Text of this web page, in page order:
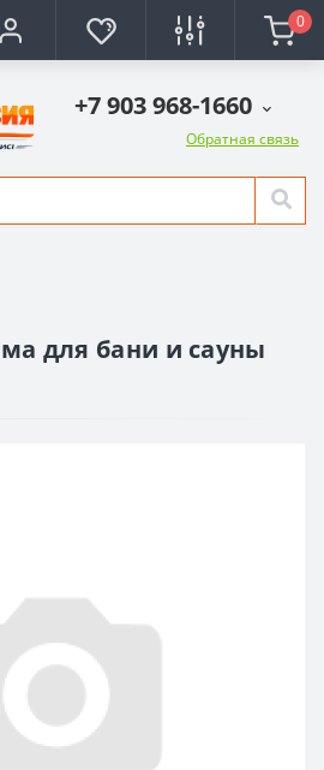
0
+7 903 968-1660
Обратная связь
для бани и сауны